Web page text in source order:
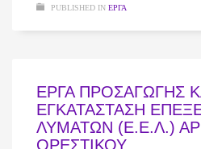
PUBLISHED IN ΈΡΓΑ
ΕΡΓΑ ΠΡΟΣΑΓΩΓΗΣ
ΕΓΚΑΤΑΣΤΑΣΗ
ΛΥΜΑΤΩΝ (Ε.Ε.Λ.)
ΟΡΕΣΤΙΚΟΥ